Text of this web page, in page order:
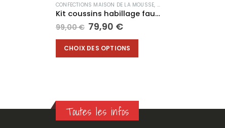
CONFECTIONS MAISON DE LA MOUSSE, COUSSINS
Kit coussins habillage fauteuil palettes
99,00€ Le
prix
initial
était :
79,90 €Le
actuel
est :
CHOIX DES OPTIONS
Ce produit a plusieurs variations. Les options peuvent être choisies sur la page du produit
Toutes les infos